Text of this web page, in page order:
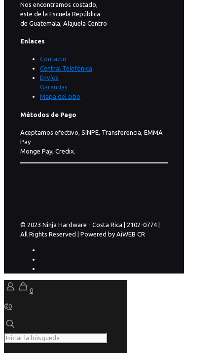
Nos encontramos costado,
este de la Escuela República
de Guatemala, Alajuela Centro
Enlaces
Contacto
Central Telefónica
Envíos
Garantías
Mapa del sitio
Métodos de Pago
Aceptamos efectivo, SINPE, Transferencia, EMMA
Pay
Monge Pay, Credix.
© 2023 Ninja Hardware - Costa Rica | 2102-0774 |
All Rights Reserved | Powered by AiWEB CR
0
₡0